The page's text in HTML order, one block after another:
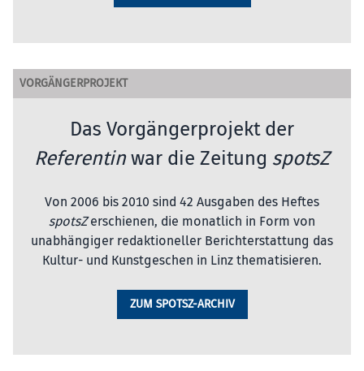
VORGÄNGERPROJEKT
Das Vorgängerprojekt der
Referentinwar die Zeitung spotsZ
Von 2006 bis 2010 sind 42 Ausgaben des Heftes
spotsZerschienen, die monatlich in Form von
unabhängiger redaktioneller Berichterstattung das
Kultur- und Kunstgeschen in Linz thematisieren.
ZUM SPOTSZ-ARCHIV